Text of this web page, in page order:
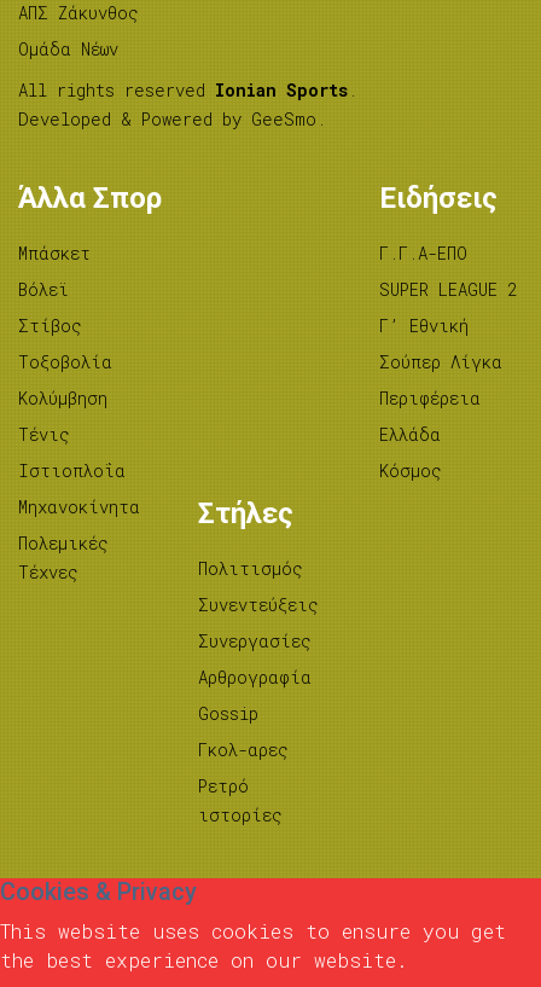
ΑΠΣ Ζάκυνθος
Ομάδα Νέων
All rights reserved Ionian Sports .
Developed & Powered by GeeSmo .
Άλλα Σπορ
Μπάσκετ
Βόλεϊ
Στίβος
Tοξοβολία
Κολύμβηση
Τένις
Ιστιοπλοΐα
Μηχανοκίνητα
Πολεμικές
Τέχνες
Ειδήσεις
Γ.Γ.Α-ΕΠΟ
SUPER LEAGUE 2
Γ’ Εθνική
Σούπερ Λίγκα
Περιφέρεια
Ελλάδα
Κόσμος
Στήλες
Πολιτισμός
Συνεντεύξεις
Συνεργασίες
Αρθρογραφία
Gossip
Γκολ-αρες
Ρετρό
ιστορίες
Cookies & Privacy
This website uses cookies to ensure you get
the best experience on our website.